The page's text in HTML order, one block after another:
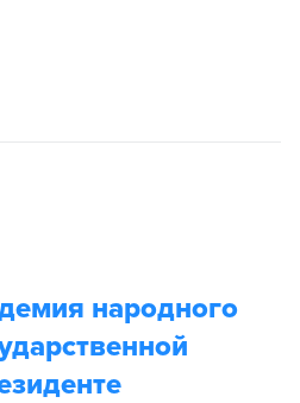
народного